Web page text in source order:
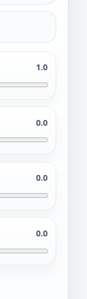
1.0
0.0
0.0
0.0